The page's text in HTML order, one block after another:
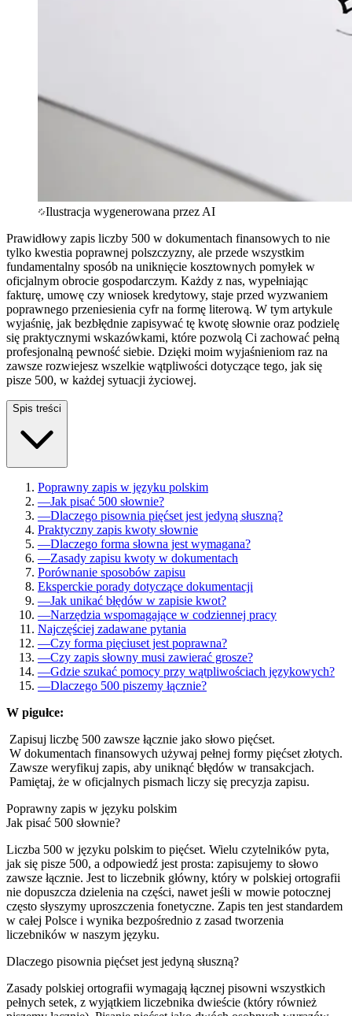
Ilustracja wygenerowana przez AI
Prawidłowy zapis liczby 500 w dokumentach finansowych to nie
tylko kwestia poprawnej polszczyzny, ale przede wszystkim
fundamentalny sposób na uniknięcie kosztownych pomyłek w
oficjalnym obrocie gospodarczym. Każdy z nas, wypełniając
fakturę, umowę czy wniosek kredytowy, staje przed wyzwaniem
poprawnego przeniesienia cyfr na formę literową. W tym artykule
wyjaśnię, jak bezbłędnie zapisywać tę kwotę słownie oraz podzielę
się praktycznymi wskazówkami, które pozwolą Ci zachować pełną
profesjonalną pewność siebie. Dzięki moim wyjaśnieniom raz na
zawsze rozwiejesz wszelkie wątpliwości dotyczące tego, jak się
pisze 500, w każdej sytuacji życiowej.
Spis treści
Poprawny zapis w języku polskim
—Jak pisać 500 słownie?
—Dlaczego pisownia pięćset jest jedyną słuszną?
Praktyczny zapis kwoty słownie
—Dlaczego forma słowna jest wymagana?
—Zasady zapisu kwoty w dokumentach
Porównanie sposobów zapisu
Eksperckie porady dotyczące dokumentacji
—Jak unikać błędów w zapisie kwot?
—Narzędzia wspomagające w codziennej pracy
Najczęściej zadawane pytania
—Czy forma pięciuset jest poprawna?
—Czy zapis słowny musi zawierać grosze?
—Gdzie szukać pomocy przy wątpliwościach językowych?
—Dlaczego 500 piszemy łącznie?
W pigułce:
Zapisuj liczbę 500 zawsze łącznie jako słowo pięćset.
W dokumentach finansowych używaj pełnej formy pięćset złotych.
Zawsze weryfikuj zapis, aby uniknąć błędów w transakcjach.
Pamiętaj, że w oficjalnych pismach liczy się precyzja zapisu.
Poprawny zapis w języku polskim
Jak pisać 500 słownie?
Liczba 500 w języku polskim to pięćset. Wielu czytelników pyta,
jak się pisze 500, a odpowiedź jest prosta: zapisujemy to słowo
zawsze łącznie. Jest to liczebnik główny, który w polskiej ortografii
nie dopuszcza dzielenia na części, nawet jeśli w mowie potocznej
często słyszymy uproszczenia fonetyczne. Zapis ten jest standardem
w całej Polsce i wynika bezpośrednio z zasad tworzenia
liczebników w naszym języku.
Dlaczego pisownia pięćset jest jedyną słuszną?
Zasady polskiej ortografii wymagają łącznej pisowni wszystkich
pełnych setek, z wyjątkiem liczebnika dwieście (który również